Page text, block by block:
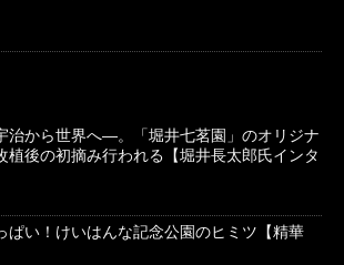
治から世界へ―。「堀井七茗園」のオリジナ
植後の初摘み行われる【堀井長太郎氏インタ
ぱい！けいはんな記念公園のヒミツ【精華